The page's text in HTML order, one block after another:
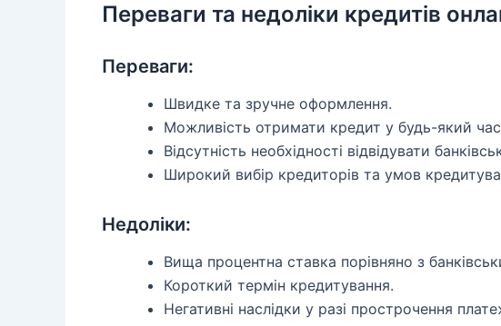
Переваги та недоліки кредитів
Переваги:
Швидке та зручне оформлення.
Можливість отримати кредит у будь-який
Відсутність необхідності відвідувати
Широкий вибір кредиторів та умов
Недоліки:
Вища процентна ставка порівняно з
Короткий термін кредитування.
Негативні наслідки у разі прострочення